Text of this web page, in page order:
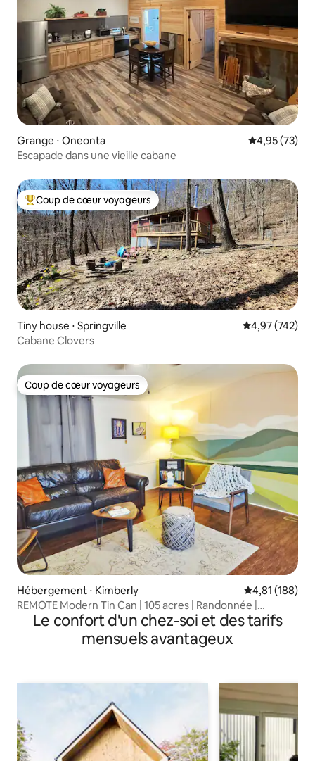
Grange ⋅ Oneonta Évaluation
4,95 (73)
Escapade dans une vieille cabane
Coups de cœur voyageurs les plus appréciés
Coup de cœur voyageurs
Tiny house ⋅ Springville Évaluation
4,97 (742)
Cabane Clovers
Coup de cœur voyageurs
Coup de cœur voyageurs
Hébergement ⋅ Kimberly Évaluation
4,81 (188)
REMOTE Modern Tin Can | 105 acres | Randonnée |
✓Animaux de compagnie
Le confort d'un chez-soi et des tarifs
mensuels avantageux